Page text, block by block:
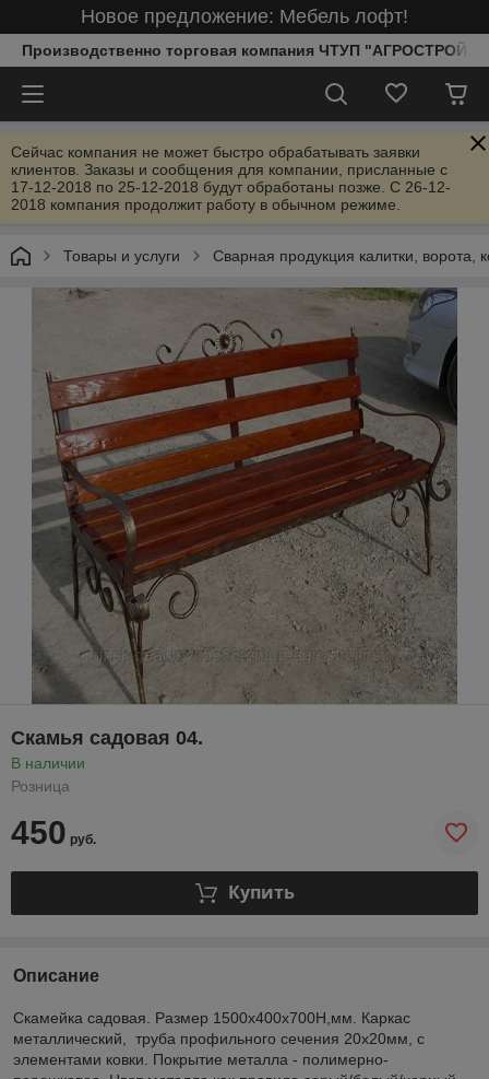
Новое предложение: Мебель лофт!
Производственно торговая компания ЧТУП
Сейчас компания не может быстро обрабатывать заявки
клиентов. Заказы и сообщения для компании, присланные с
17-12-2018 по 25-12-2018 будут обработаны позже. С 26-12-
2018 компания продолжит работу в обычном режиме.
Товары и услуги Сварная продукция калитки, ворота,
Скамья садовая 04.
В наличии
Розница
450 руб.
Купить
Описание
Скамейка садовая. Размер 1500х400х700Н,мм. Каркас
металлический, труба профильного сечения 20х20мм, с
элементами ковки. Покрытие металла - полимерно-